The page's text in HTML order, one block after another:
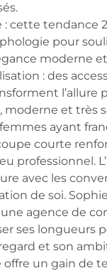
: cette tendance
pour
moderne
: des
l’allure
moderne et très
ayant
courte
professionnel.
avec les
de soi.
agence de
ses longueurs
et son
offre un gain de